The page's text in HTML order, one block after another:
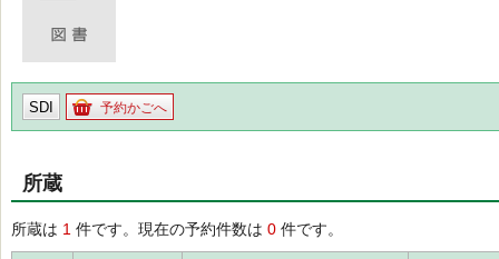
SDI 予約かごへ
所蔵
所蔵は 1 件です。現在の予約件数は 0 件です。